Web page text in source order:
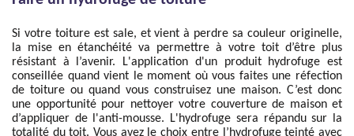
Si votre toiture est sale, et vient à perdre sa couleur originelle,
la mise en étanchéité va permettre à votre toit d’être plus
résistant à l’avenir. L'application d'un produit hydrofuge est
conseillée quand vient le moment où vous faites une réfection
de toiture ou quand vous construisez une maison. C’est donc
une opportunité pour nettoyer votre couverture de maison et
d’appliquer de l'anti-mousse. L'hydrofuge sera répandu sur la
totalité du toit. Vous avez le choix entre l’hydrofuge teinté avec